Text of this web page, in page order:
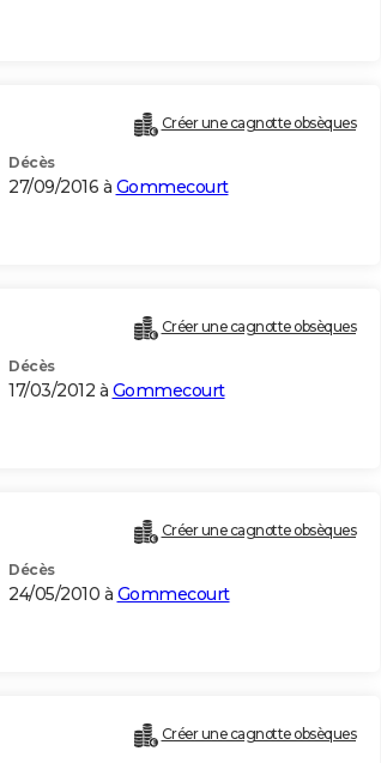
Créer une cagnotte obsèques
Décès
27/09/2016 à Gommecourt
Créer une cagnotte obsèques
Décès
17/03/2012 à Gommecourt
Créer une cagnotte obsèques
Décès
24/05/2010 à Gommecourt
Créer une cagnotte obsèques